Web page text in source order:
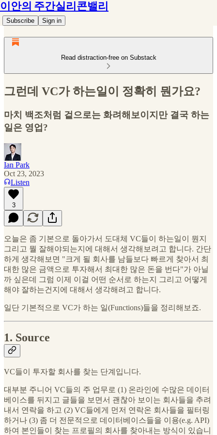
이안의 주간실리콘밸리
Subscribe Sign in
Read distraction-free on Substack
그런데 VC가 하는일이 정확히 뭔가요?
마치 백조처럼 겉으로는 화려해보이지만 결국 하는
일은 영업?
Ian Park
Oct 23, 2023
Listen
3
오늘은 좀 기본으로 돌아가서 도대체 VC들이 하는일이 뭔지
그리고 뭘 잘해야되는지에 대해서 생각해보려고 합니다. 간단
하게 생각해보면 "크게 될 회사를 남들보다 빠르게 찾아서 최
대한 많은 금액으로 투자해서 최대한 많은 돈을 번다"가 아닐
까 싶은데 그럼 이제 이걸 어떤 순서로 하는지 그리고 어떻게
해야 잘하는건지에 대해서 생각해려고 합니다.
일단 기본적으로 VC가 하는 일(Functions)들을 정리해보죠.
1. Source
VC들이 투자할 회사를 찾는 단계입니다.
대부분 주니어 VC들의 주 업무로 (1) 온라인에 수많은 데이터
베이스를 뒤지고 글들을 보면서 괜찮아 보이는 회사들을 추려
내서 연락을 하고 (2) VC들에게 먼저 연락온 회사들을 필터링
하거나 (3) 좀 더 전문적으로 데이터베이스들을 이용(e.g. API)
하여 본인들이 찾는 프로필의 회사를 찾아내는 방식이 있습니